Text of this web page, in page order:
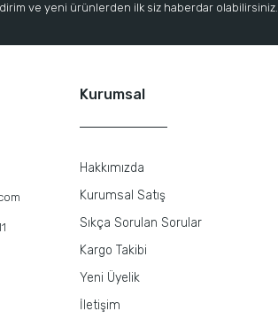
ve yeni ürünlerden ilk siz haberdar olabilirsiniz.
Kurumsal
Hakkımızda
Kurumsal Satış
Sıkça Sorulan Sorular
Kargo Takibi
Yeni Üyelik
İletişim